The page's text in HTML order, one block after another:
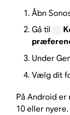
Åbn
Gå til
Under
Vælg dit
På Android
10 eller nyere.